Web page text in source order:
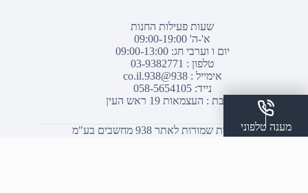
שעות פעילות החנות
א'-ה' 09:00-19:00
יום ו וערבי חג: 09:00-13:00
טלפון : 03-9382771
אימייל :938@938.co.il
נייד: 058-5654105
כתובת : העצמאות 19 ראש העין
© כל הזכויות שמורות לאתר 938 מחשבים בע"מ
מענה טלפוני